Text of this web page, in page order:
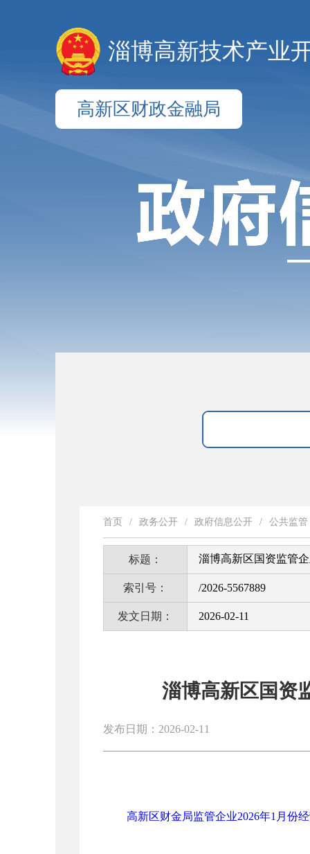
淄博高新技术产业
高新区财政金融局
首页 / 政务公开 / 政府信息公开 / 公共监管
标题： 淄博高新区国资监管
索引号： /2026-5567889
发文日期： 2026-02-11
淄博高新区国资
发布日期：2026-02-11
高新区财金局监管企业2026年1月份